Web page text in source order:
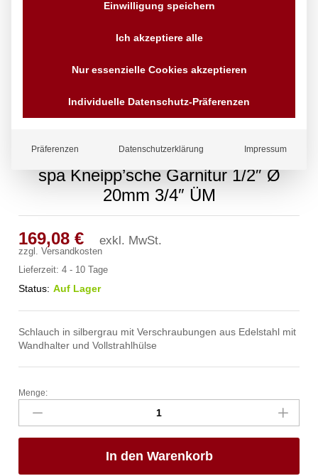
spa Kneipp’sche Garnitur 1/2″ Ø
20mm 3/4″ ÜM
169,08€ exkl. MwSt.
zzgl.Versandkosten
Lieferzeit:4 - 10 Tage
Status: Auf Lager
Schlauch in silbergrau mit Verschraubungen aus Edelstahl mit
Wandhalter und Vollstrahlhülse
spa
Kneipp'sche
Garnitur
1/2"
Menge:
In den Warenkorb
Einwilligung speichern
Ich akzeptiere alle
Nur essenzielle Cookies akzeptieren
Individuelle Datenschutz-Präferenzen
Präferenzen Datenschutzerklärung Impressum